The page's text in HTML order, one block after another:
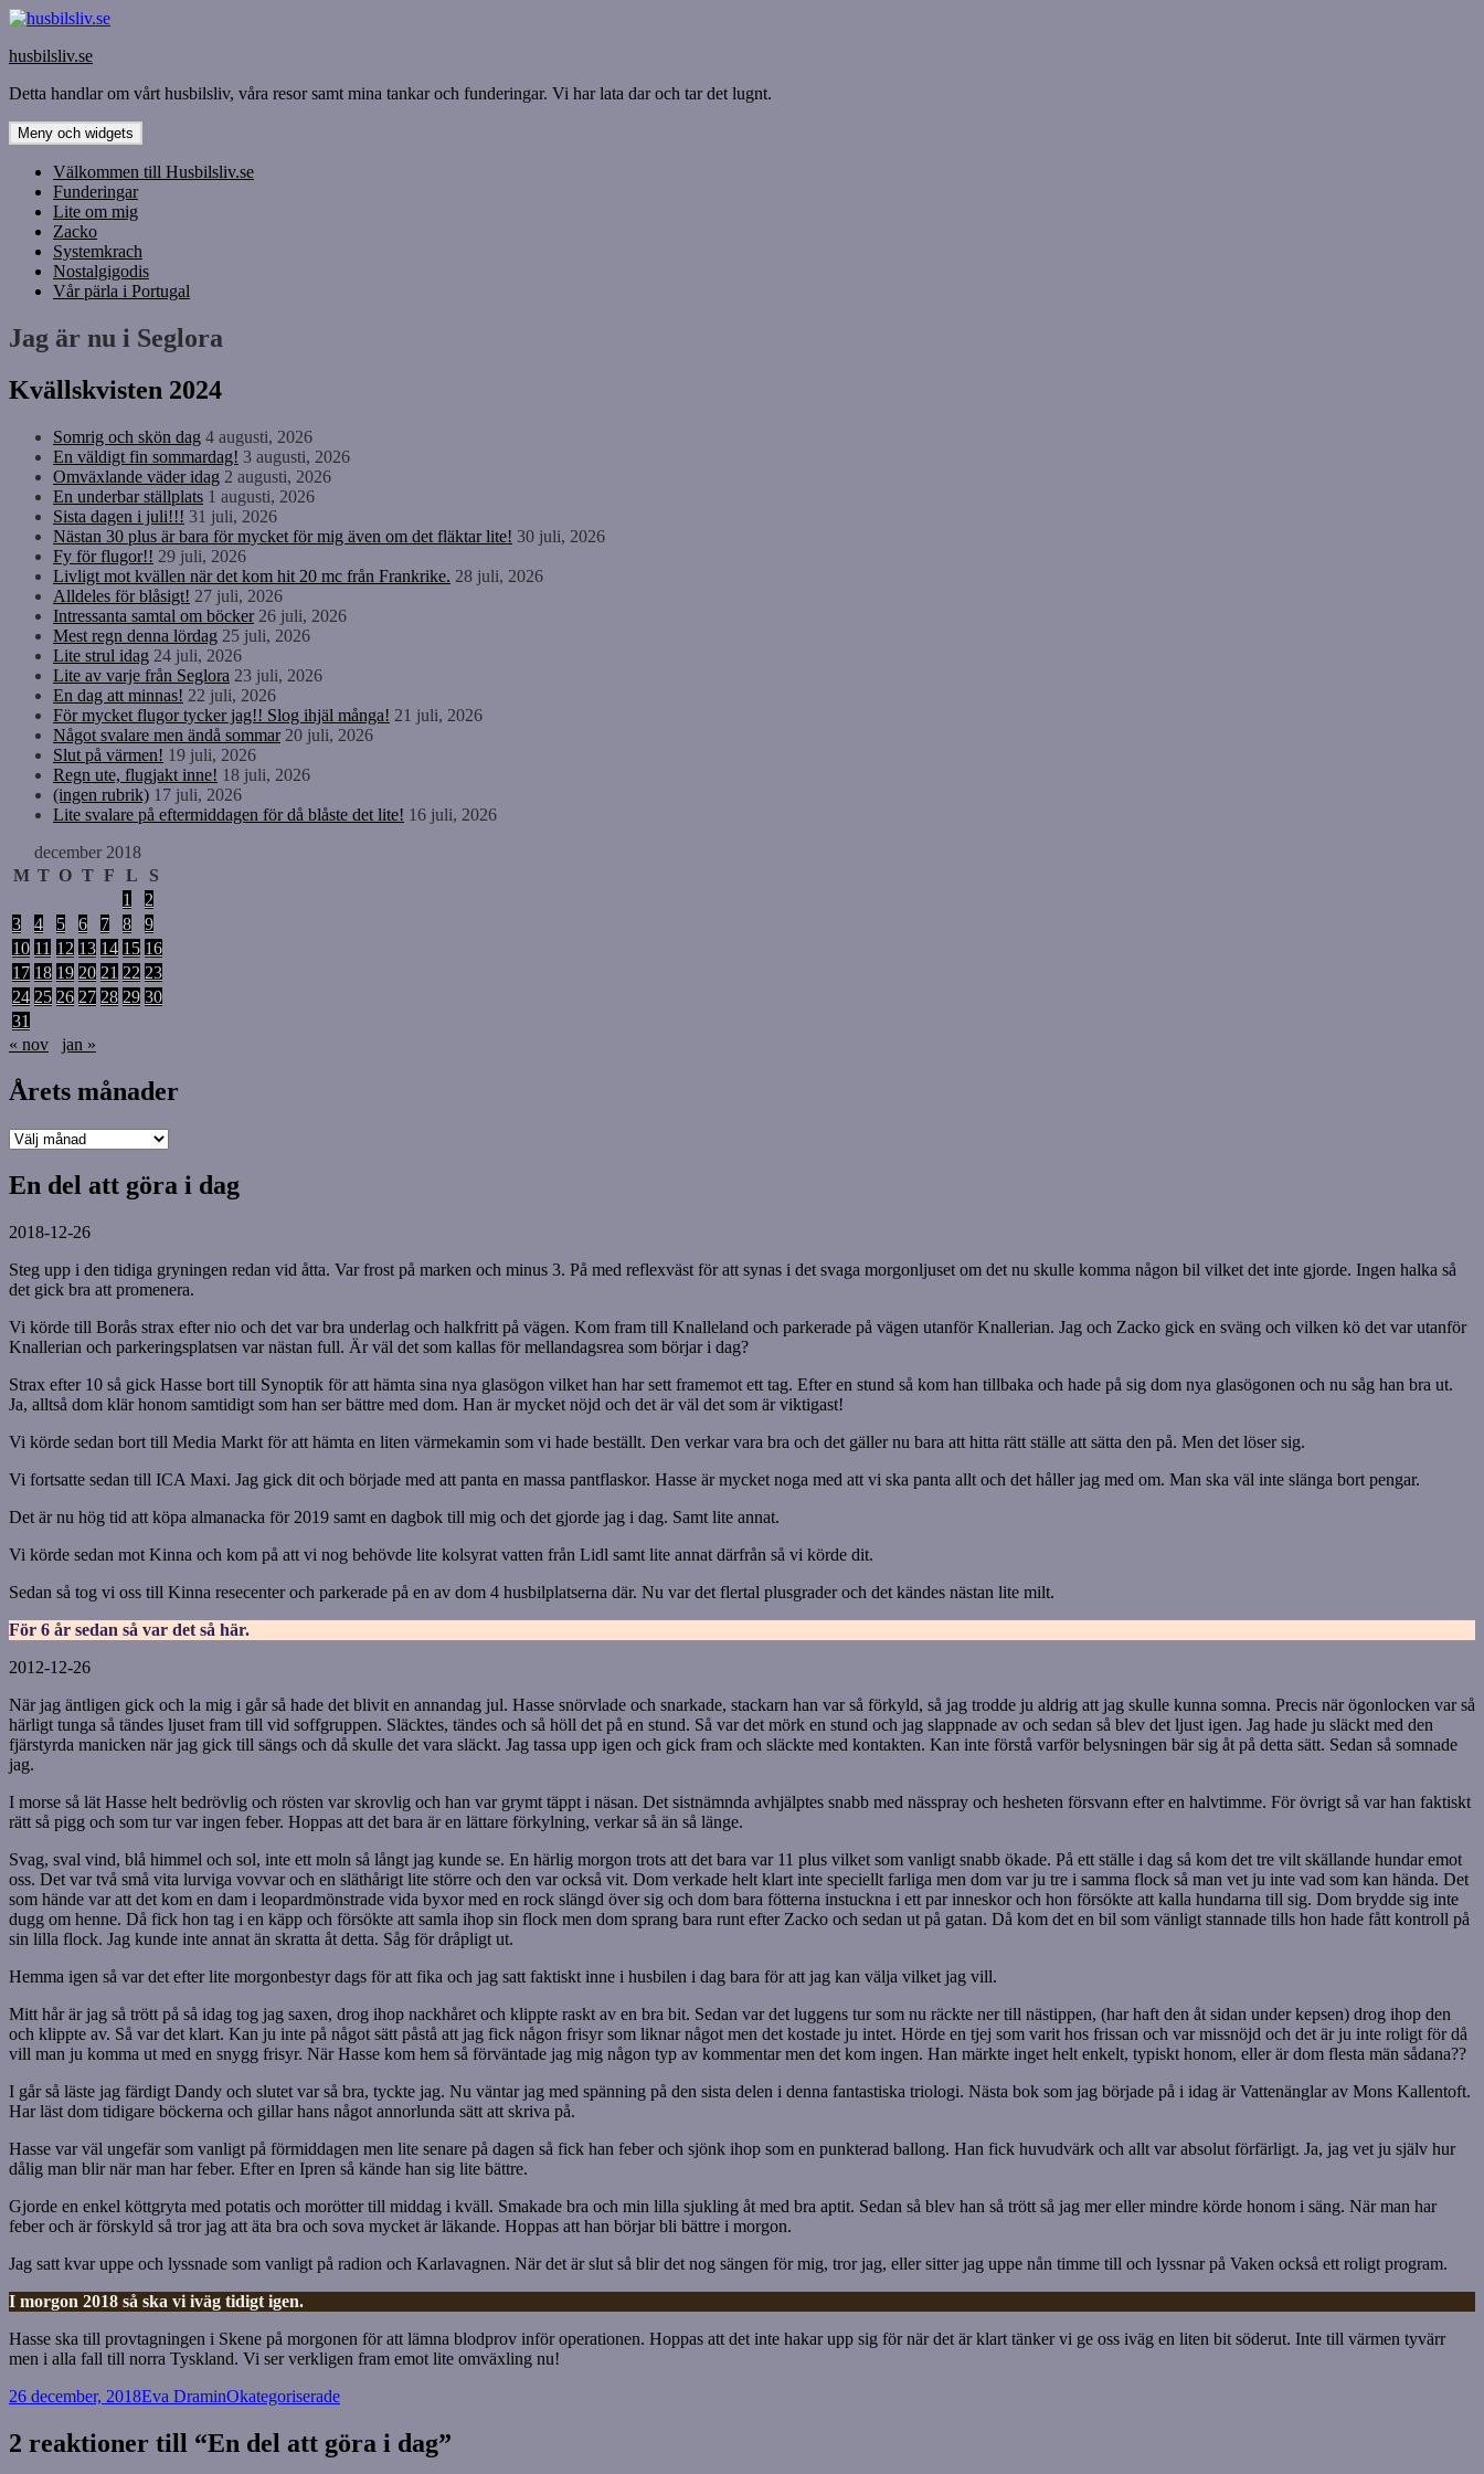
Hoppa
innehåll
husbilsliv.se
Detta handlar om vårt husbilsliv, våra resor samt mina tankar och funderingar. Vi har lata dar och tar det lugnt.
Meny och widgets
Välkommen till Husbilsliv.se
Funderingar
Lite om mig
Zacko
Systemkrach
Nostalgigodis
Vår pärla i Portugal
Jag är nu i Seglora
Kvällskvisten 2024
Somrig och skön dag 4 augusti, 2026
En väldigt fin sommardag! 3 augusti, 2026
Omväxlande väder idag 2 augusti, 2026
En underbar ställplats 1 augusti, 2026
Sista dagen i juli!!! 31 juli, 2026
Nästan 30 plus är bara för mycket för mig även om det fläktar lite! 30 juli, 2026
Fy för flugor!! 29 juli, 2026
Livligt mot kvällen när det kom hit 20 mc från Frankrike. 28 juli, 2026
Alldeles för blåsigt! 27 juli, 2026
Intressanta samtal om böcker 26 juli, 2026
Mest regn denna lördag 25 juli, 2026
Lite strul idag 24 juli, 2026
Lite av varje från Seglora 23 juli, 2026
En dag att minnas! 22 juli, 2026
För mycket flugor tycker jag!! Slog ihjäl många! 21 juli, 2026
Något svalare men ändå sommar 20 juli, 2026
Slut på värmen! 19 juli, 2026
Regn ute, flugjakt inne! 18 juli, 2026
(ingen rubrik) 17 juli, 2026
Lite svalare på eftermiddagen för då blåste det lite! 16 juli, 2026
december 2018
M T O T F L
S
1
2
3
4 5 6 7 8
9
10 11 12 13 14 15 16
17 18 19 20 21 22 23
24 25 26 27 28 29 30
31
« nov
jan »
Årets månader
Årets
En del att göra i dag
2018-12-26
Steg upp i den tidiga gryningen redan vid åtta. Var frost på marken och minus 3. På med reflexväst för att synas i det svaga morgonljuset om det nu skulle komma någon bil vilket det inte gjorde. Ingen halka så
det gick bra att promenera.
Vi körde till Borås strax efter nio och det var bra underlag och halkfritt på vägen. Kom fram till Knalleland och parkerade på vägen utanför Knallerian. Jag och Zacko gick en sväng och vilken kö det var utanför
Knallerian och parkeringsplatsen var nästan full. Är väl det som kallas för mellandagsrea som börjar i dag?
Strax efter 10 så gick Hasse bort till Synoptik för att hämta sina nya glasögon vilket han har sett framemot ett tag. Efter en stund så kom han tillbaka och hade på sig dom nya glasögonen och nu såg han bra ut.
Ja, alltså dom klär honom samtidigt som han ser bättre med dom. Han är mycket nöjd och det är väl det som är viktigast!
Vi körde sedan bort till Media Markt för att hämta en liten värmekamin som vi hade beställt. Den verkar vara bra och det gäller nu bara att hitta rätt ställe att sätta den på. Men det löser sig.
Vi fortsatte sedan till ICA Maxi. Jag gick dit och började med att panta en massa pantflaskor. Hasse är mycket noga med att vi ska panta allt och det håller jag med om. Man ska väl inte slänga bort pengar.
Det är nu hög tid att köpa almanacka för 2019 samt en dagbok till mig och det gjorde jag i dag. Samt lite annat.
Vi körde sedan mot Kinna och kom på att vi nog behövde lite kolsyrat vatten från Lidl samt lite annat därfrån så vi körde dit.
Sedan så tog vi oss till Kinna resecenter och parkerade på en av dom 4 husbilplatserna där. Nu var det flertal plusgrader och det kändes nästan lite milt.
För 6 år sedan så var det så här.
2012-12-26
När jag äntligen gick och la mig i går så hade det blivit en annandag jul. Hasse snörvlade och snarkade, stackarn han var så förkyld, så jag trodde ju aldrig att jag skulle kunna somna. Precis när ögonlocken var så
härligt tunga så tändes ljuset fram till vid soffgruppen. Släcktes, tändes och så höll det på en stund. Så var det mörk en stund och jag slappnade av och sedan så blev det ljust igen. Jag hade ju släckt med den
fjärstyrda manicken när jag gick till sängs och då skulle det vara släckt. Jag tassa upp igen och gick fram och släckte med kontakten. Kan inte förstå varför belysningen bär sig åt på detta sätt. Sedan så somnade
jag.
I morse så lät Hasse helt bedrövlig och rösten var skrovlig och han var grymt täppt i näsan. Det sistnämnda avhjälptes snabb med nässpray och hesheten försvann efter en halvtimme. För övrigt så var han faktiskt
rätt så pigg och som tur var ingen feber. Hoppas att det bara är en lättare förkylning, verkar så än så länge.
Svag, sval vind, blå himmel och sol, inte ett moln så långt jag kunde se. En härlig morgon trots att det bara var 11 plus vilket som vanligt snabb ökade. På ett ställe i dag så kom det tre vilt skällande hundar emot
oss. Det var två små vita lurviga vovvar och en släthårigt lite större och den var också vit. Dom verkade helt klart inte speciellt farliga men dom var ju tre i samma flock så man vet ju inte vad som kan hända. Det
som hände var att det kom en dam i leopardmönstrade vida byxor med en rock slängd över sig och dom bara fötterna instuckna i ett par inneskor och hon försökte att kalla hundarna till sig. Dom brydde sig inte
dugg om henne. Då fick hon tag i en käpp och försökte att samla ihop sin flock men dom sprang bara runt efter Zacko och sedan ut på gatan. Då kom det en bil som vänligt stannade tills hon hade fått kontroll på
sin lilla flock. Jag kunde inte annat än skratta åt detta. Såg för dråpligt ut.
Hemma igen så var det efter lite morgonbestyr dags för att fika och jag satt faktiskt inne i husbilen i dag bara för att jag kan välja vilket jag vill.
Mitt hår är jag så trött på så idag tog jag saxen, drog ihop nackhåret och klippte raskt av en bra bit. Sedan var det luggens tur som nu räckte ner till nästippen, (har haft den åt sidan under kepsen) drog ihop den
och klippte av. Så var det klart. Kan ju inte på något sätt påstå att jag fick någon frisyr som liknar något men det kostade ju intet. Hörde en tjej som varit hos frissan och var missnöjd och det är ju inte roligt för då
vill man ju komma ut med en snygg frisyr. När Hasse kom hem så förväntade jag mig någon typ av kommentar men det kom ingen. Han märkte inget helt enkelt, typiskt honom, eller är dom flesta män sådana??
I går så läste jag färdigt Dandy och slutet var så bra, tyckte jag. Nu väntar jag med spänning på den sista delen i denna fantastiska triologi. Nästa bok som jag började på i idag är Vattenänglar av Mons Kallentoft.
Har läst dom tidigare böckerna och gillar hans något annorlunda sätt att skriva på.
Hasse var väl ungefär som vanligt på förmiddagen men lite senare på dagen så fick han feber och sjönk ihop som en punkterad ballong. Han fick huvudvärk och allt var absolut förfärligt. Ja, jag vet ju själv hur
dålig man blir när man har feber. Efter en Ipren så kände han sig lite bättre.
Gjorde en enkel köttgryta med potatis och morötter till middag i kväll. Smakade bra och min lilla sjukling åt med bra aptit. Sedan så blev han så trött så jag mer eller mindre körde honom i säng. När man har
feber och är förskyld så tror jag att äta bra och sova mycket är läkande. Hoppas att han börjar bli bättre i morgon.
Jag satt kvar uppe och lyssnade som vanligt på radion och Karlavagnen. När det är slut så blir det nog sängen för mig, tror jag, eller sitter jag uppe nån timme till och lyssnar på Vaken också ett roligt program.
I morgon 2018 så ska vi iväg tidigt igen.
Hasse ska till provtagningen i Skene på morgonen för att lämna blodprov inför operationen. Hoppas att det inte hakar upp sig för när det är klart tänker vi ge oss iväg en liten bit söderut. Inte till värmen tyvärr
men i alla fall till norra Tyskland. Vi ser verkligen fram emot lite omväxling nu!
Postat
26 december, 2018Författare
Eva DraminKategorier
Okategoriserade
2 reaktioner till “En del att göra i dag”